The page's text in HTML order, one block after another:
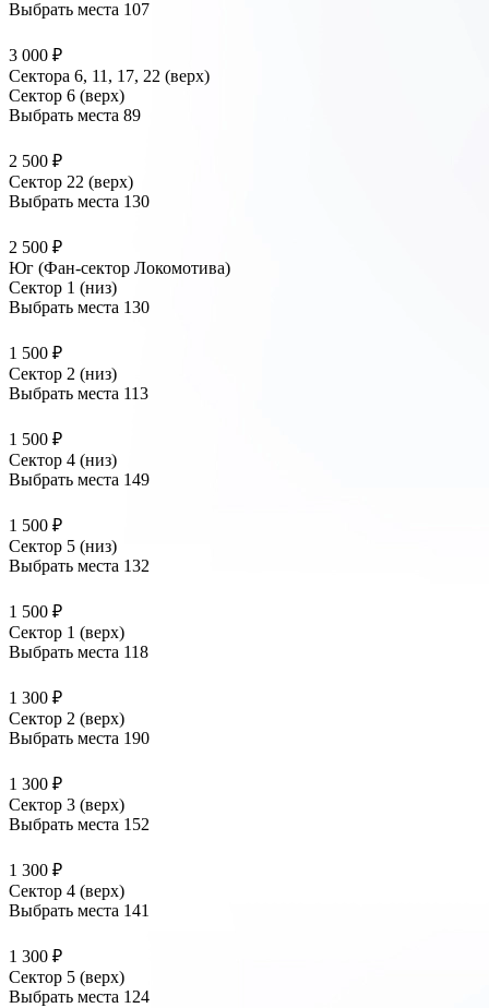
Выбрать места 107
3 000 ₽
Сектора 6, 11, 17, 22 (верх)
Сектор 6 (верх)
Выбрать места 89
2 500 ₽
Сектор 22 (верх)
Выбрать места 130
2 500 ₽
Юг (Фан-сектор Локомотива)
Сектор 1 (низ)
Выбрать места 130
1 500 ₽
Сектор 2 (низ)
Выбрать места 113
1 500 ₽
Сектор 4 (низ)
Выбрать места 149
1 500 ₽
Сектор 5 (низ)
Выбрать места 132
1 500 ₽
Сектор 1 (верх)
Выбрать места 118
1 300 ₽
Сектор 2 (верх)
Выбрать места 190
1 300 ₽
Сектор 3 (верх)
Выбрать места 152
1 300 ₽
Сектор 4 (верх)
Выбрать места 141
1 300 ₽
Сектор 5 (верх)
Выбрать места 124